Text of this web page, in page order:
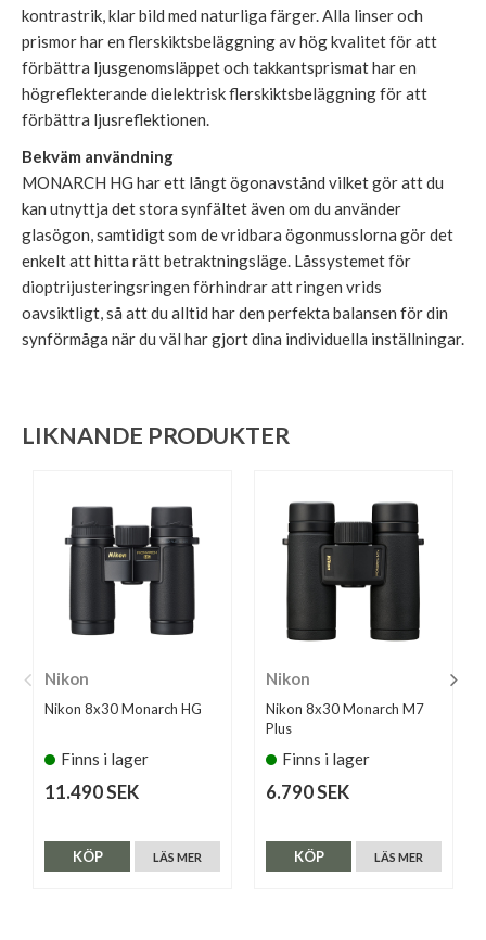
kontrastrik, klar bild med naturliga färger. Alla linser och
prismor har en flerskiktsbeläggning av hög kvalitet för att
förbättra ljusgenomsläppet och takkantsprismat har en
högreflekterande dielektrisk flerskiktsbeläggning för att
förbättra ljusreflektionen.
Bekväm användning
MONARCH HG har ett långt ögonavstånd vilket gör att du
kan utnyttja det stora synfältet även om du använder
glasögon, samtidigt som de vridbara ögonmusslorna gör det
enkelt att hitta rätt betraktningsläge. Låssystemet för
dioptrijusteringsringen förhindrar att ringen vrids
oavsiktligt, så att du alltid har den perfekta balansen för din
synförmåga när du väl har gjort dina individuella inställningar.
LIKNANDE PRODUKTER
Nikon
Nikon 8x30 Monarch HG
Finns i lager
11.490 SEK
LÄS MER
KÖP
Nikon
Nikon 8x30 Monarch M7
Plus
Finns i lager
6.790 SEK
LÄS MER
KÖP